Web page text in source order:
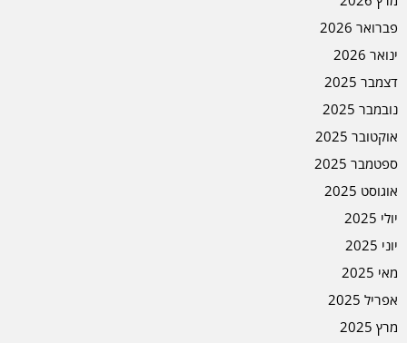
פברואר 2026
ינואר 2026
דצמבר 2025
נובמבר 2025
אוקטובר 2025
ספטמבר 2025
אוגוסט 2025
יולי 2025
יוני 2025
מאי 2025
אפריל 2025
מרץ 2025